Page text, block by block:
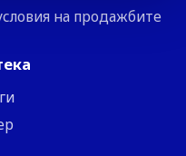
на продажбите